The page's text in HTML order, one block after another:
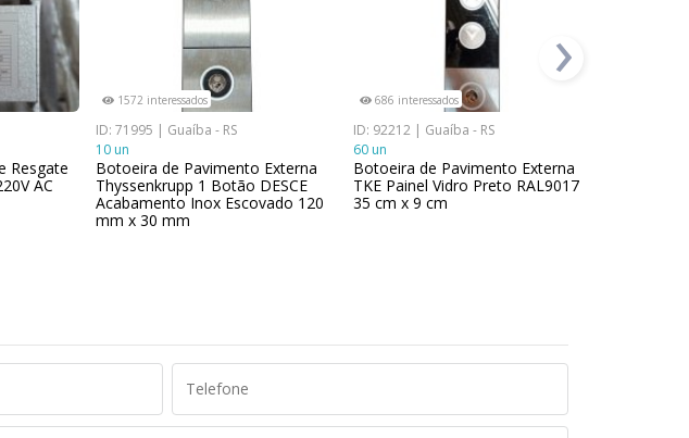
Resgate
AC
1572 interessados
ID: 71995 | Guaíba - RS
10 un
Botoeira de Pavimento Externa
Thyssenkrupp 1 Botão DESCE
Acabamento Inox Escovado 120
mm x 30 mm
686 interessados
ID: 92212 | Guaíba - RS
60 un
Botoeira de Pavimento Externa
TKE Painel Vidro Preto RAL9017
35 cm x 9 cm
›